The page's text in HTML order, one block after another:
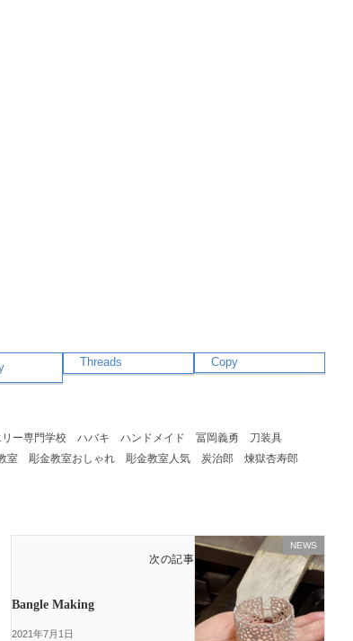
Threads Copy
ー専門学校 ハバキ ハンドメイド 冨岡義勇
刀装具
室 彫金教室おしゃれ 彫金教室人気 炭治郎
煉獄杏寿郎
NEWS
次の記事
Bangle Making
2021年7月1日